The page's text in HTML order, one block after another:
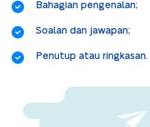
Bahagian pengenalan;
Soalan dan jawapan;
Penutup atau ringkasan.